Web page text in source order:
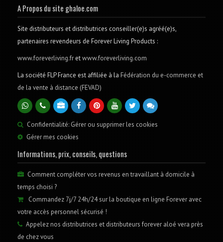
A Propos du site ghaloe.com
Site distributeurs et distributrices conseiller(e)s agréé(e)s,
partenaires revendeurs de Forever Living Products :
www.foreverliving.fretwww.foreverliving.com
La société FLP France est affiliée à laFédération du e-commerce et
de la vente à distance (FEVAD)
Confidentialité: Gérer ou supprimer les cookies
Gérer mes cookies
Informations, prix, conseils, questions
Comment compléter vos revenus en travaillant à domicile à
temps choisi ?
Commandez 7j/7 24h/24 sur la boutique en ligne Forever avec
votre accès personnel sécurisé !
Appelez nos distributrices et distributeurs forever aloé vera près
de chez vous